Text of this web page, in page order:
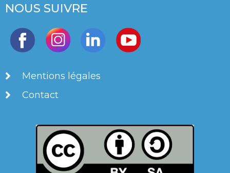
NOUS SUIVRE
Mentions légales
Contact